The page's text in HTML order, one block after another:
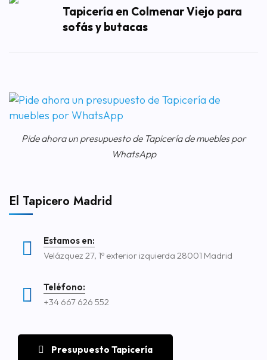
Tapicería en Colmenar Viejo para
sofás y butacas
Pide ahora un presupuesto de Tapicería de muebles por
WhatsApp
El Tapicero Madrid
Estamos en:
Velázquez 27, 1º exterior izquierda 28001 Madrid
Teléfono:
+34 667 626 552
Presupuesto Tapicería